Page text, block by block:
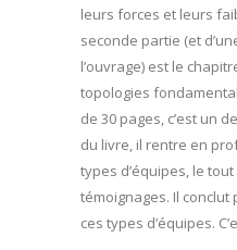
leurs forces et leurs
seconde partie (et
l’ouvrage) est le
topologies
de 30 pages, c’est un
du livre, il rentre en
types d’équipes, le
témoignages. Il conclut
ces types d’équipes.